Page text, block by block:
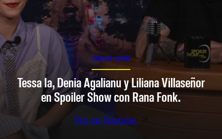
SPOILER SHOW
Tessa Ia, Denia Agalianu y Liliana Villaseñor
en Spoiler Show con Rana Fonk.
Ver en Youtube